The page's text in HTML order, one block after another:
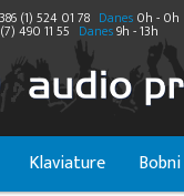
(1) 524 01 78 Danes 0h - 0h
490 11 55 Danes9h - 13h
Klaviature Bobni